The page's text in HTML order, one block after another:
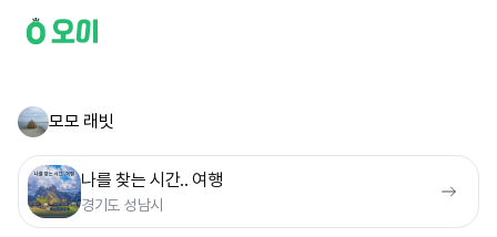
모모 래빗
나를 찾는 시간.. 여행
경기도 성남시